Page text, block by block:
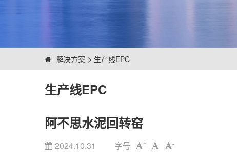
解决方案 > 生产线EPC
生产线EPC
阿不思水泥回转窑
2024.10.31 字号 + -